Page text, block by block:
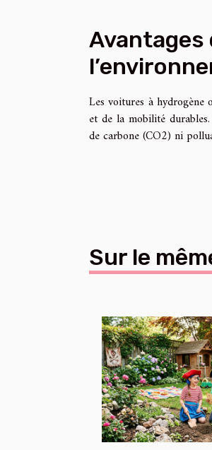
Avantages
Les voitures à hydrogène
et de la mobilité
de carbone (CO2) ni
Sur le